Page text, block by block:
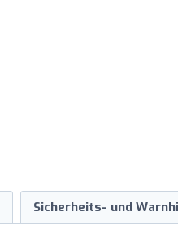
Sicherheits- und